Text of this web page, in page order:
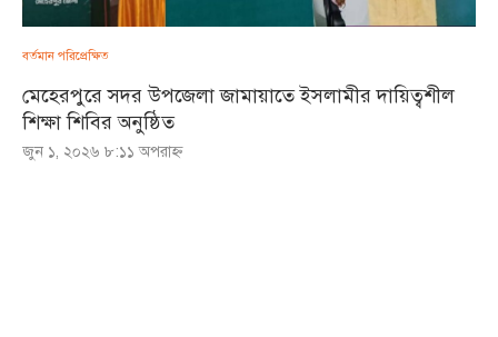
বর্তমান পরিপ্রেক্ষিত
মেহেরপুরে সদর উপজেলা জামায়াতে ইসলামীর দায়িত্বশীল
শিক্ষা শিবির অনুষ্ঠিত
জুন ১, ২০২৬ ৮:১১ অপরাহ্ণ